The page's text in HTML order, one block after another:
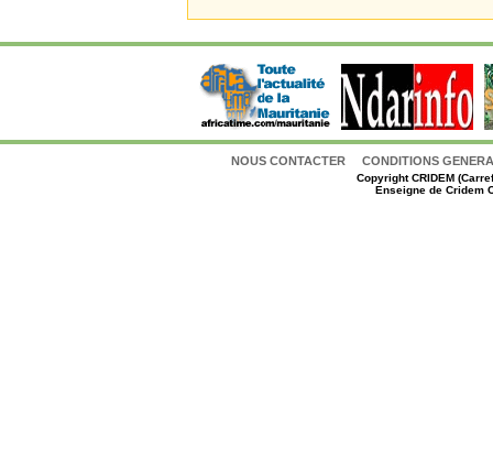
NOUS CONTACTER CONDITIONS
CopyrightCRIDEM
Enseigne de Cridem